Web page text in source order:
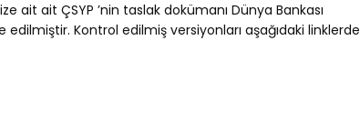
ait ait ÇSYP ’nin taslak dokümanı Dünya Bankası
Kontrol edilmiş versiyonları aşağıdaki linklerde